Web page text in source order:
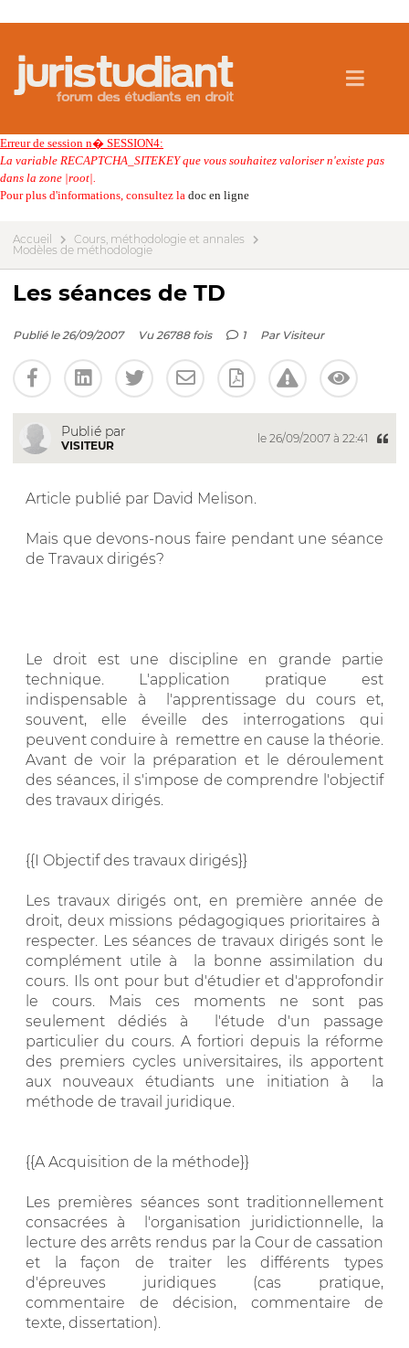
Erreur de session n� SESSION4:
La variable RECAPTCHA_SITEKEY que vous souhaitez valoriser n'existe pas
dans la zone |root|.
Pour plus d'informations, consultez la doc en ligne
Accueil
Cours, méthodologie et annales
Modèles de méthodologie
Les séances de TD
Publié le 26/09/2007 Vu 26788 fois 1 Par Visiteur
Publié par
VISITEUR
le 26/09/2007 à 22:41
Article publié par David Melison.
Mais que devons-nous faire pendant une séance
de Travaux dirigés?
Le droit est une discipline en grande partie
technique. L'application pratique est
indispensable à l'apprentissage du cours et,
souvent, elle éveille des interrogations qui
peuvent conduire à remettre en cause la théorie.
Avant de voir la préparation et le déroulement
des séances, il s'impose de comprendre l'objectif
des travaux dirigés.
{{I Objectif des travaux dirigés}}
Les travaux dirigés ont, en première année de
droit, deux missions pédagogiques prioritaires à
respecter. Les séances de travaux dirigés sont le
complément utile à la bonne assimilation du
cours. Ils ont pour but d'étudier et d'approfondir
le cours. Mais ces moments ne sont pas
seulement dédiés à l'étude d'un passage
particulier du cours. A fortiori depuis la réforme
des premiers cycles universitaires, ils apportent
aux nouveaux étudiants une initiation à la
méthode de travail juridique.
{{A Acquisition de la méthode}}
Les premières séances sont traditionnellement
consacrées à l'organisation juridictionnelle, la
lecture des arrêts rendus par la Cour de cassation
et la façon de traiter les différents types
d'épreuves juridiques (cas pratique,
commentaire de décision, commentaire de
texte, dissertation).